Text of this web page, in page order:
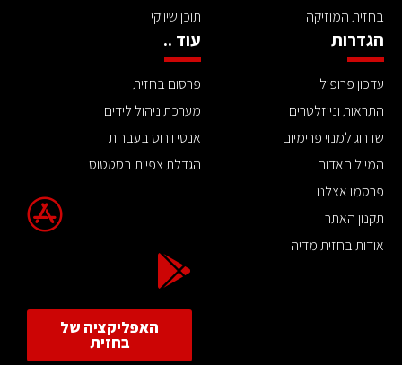
בחזית המוזיקה
תוכן שיווקי
הגדרות
עדכון פרופיל
התראות וניוזלטרים
שדרוג למנוי פרימיום
המייל האדום
פרסמו אצלנו
תקנון האתר
אודות בחזית מדיה
עוד ..
פרסום בחזית
מערכת ניהול לידים
אנטי וירוס בעברית
הגדלת צפיות בסטטוס
האפליקציה של
בחזית